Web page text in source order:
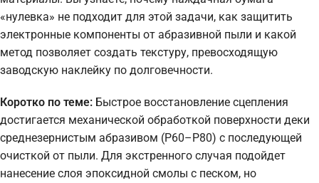
«нулевка» не подходит для этой задачи, как защитить
электронные компоненты от абразивной пыли и какой
метод позволяет создать текстуру, превосходящую
заводскую наклейку по долговечности.
Коротко по теме: Быстрое восстановление сцепления
достигается механической обработкой поверхности деки
среднезернистым абразивом (P60–P80) с последующей
очисткой от пыли. Для экстренного случая подойдет
нанесение слоя эпоксидной смолы с песком, но